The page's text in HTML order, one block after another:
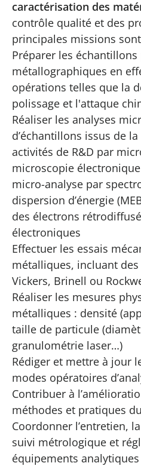
caractérisation des
contrôle qualité et des
principales missions
Préparer les
métallographiques en
opérations telles que la
polissage et l'attaque
Réaliser les analyses
d’échantillons issus de
activités de R&D par
microscopie électronique
micro-analyse par
dispersion d’énergie
des électrons
électroniques
Effectuer les essais
métalliques, incluant
Vickers, Brinell ou
Réaliser les mesures
métalliques : densité
taille de particule
granulométrie laser…)
Rédiger et mettre à jour
modes opératoires
Contribuer à
méthodes et pratiques
Coordonner l’entretien,
suivi métrologique et
équipements